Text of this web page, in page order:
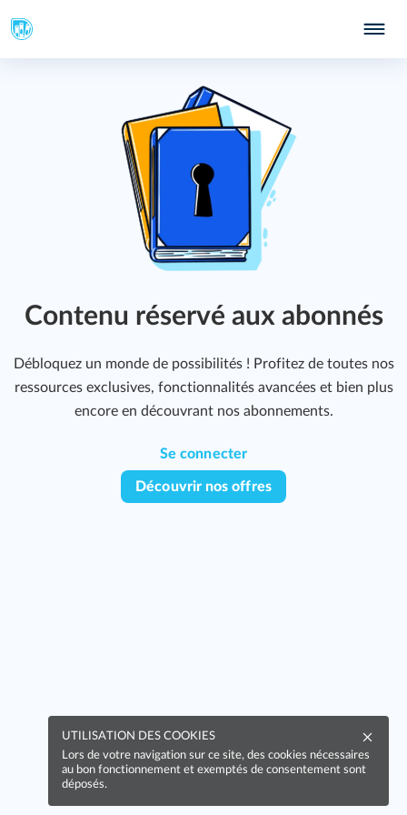
Contenu réservé aux abonnés
Débloquez un monde de possibilités ! Profitez de toutes nos
ressources exclusives, fonctionnalités avancées et bien plus
encore en découvrant nos abonnements.
Se connecter
Découvrir nos offres
UTILISATION DES COOKIES
Lors de votre navigation sur ce site, des cookies nécessaires
au bon fonctionnement et exemptés de consentement sont
déposés.